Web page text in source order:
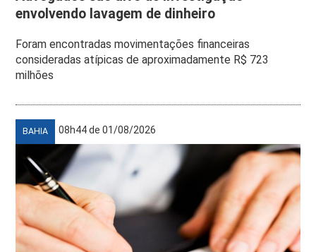
envolvendo lavagem de dinheiro
Foram encontradas movimentações financeiras
consideradas atípicas de aproximadamente R$ 723
milhões
BAHIA 08h44 de 01/08/2026